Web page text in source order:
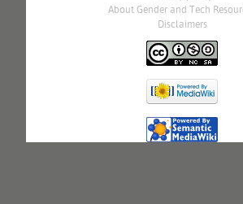
About Gender and Tech
Disclaimers